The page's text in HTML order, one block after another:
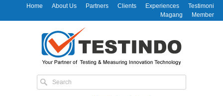
Home About Us Partners Clients Experiences
Testimoni
Magang
Member